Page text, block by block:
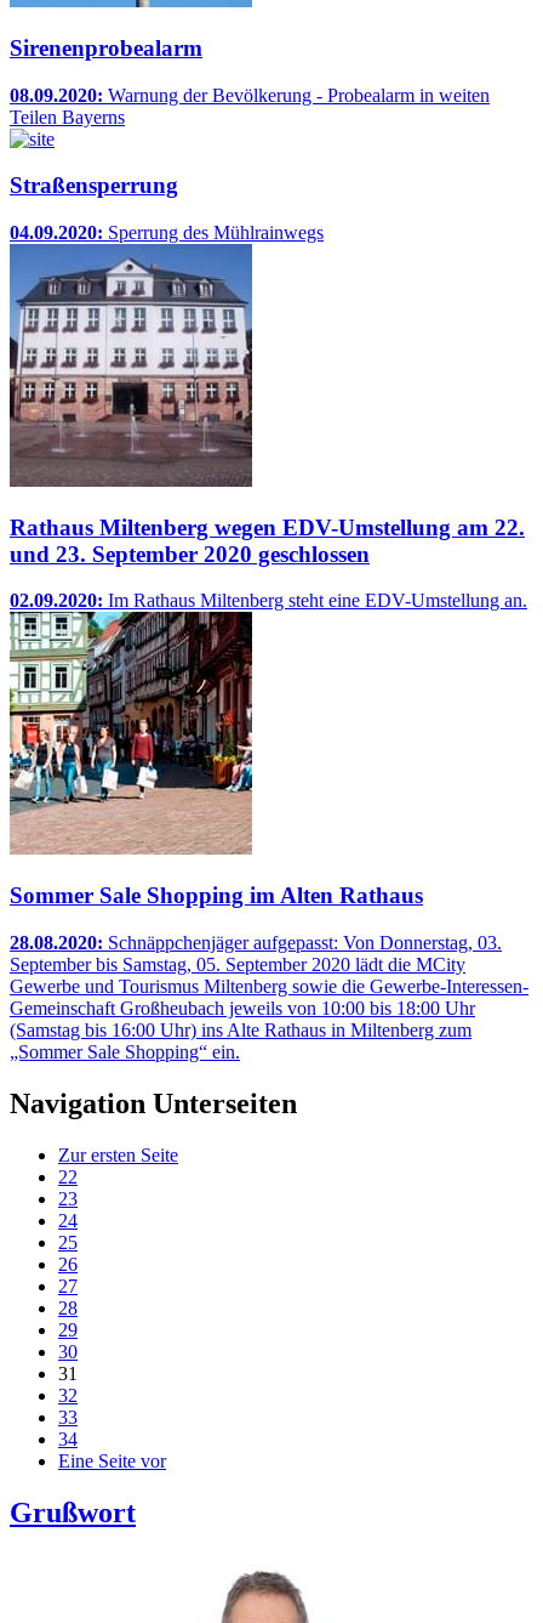
Sirenenprobealarm
08.09.2020: Warnung der Bevölkerung - Probealarm in weiten
Teilen Bayerns
Straßensperrung
04.09.2020: Sperrung des Mühlrainwegs
Rathaus Miltenberg wegen EDV-Umstellung am 22.
und 23. September 2020 geschlossen
02.09.2020: Im Rathaus Miltenberg steht eine EDV-Umstellung an.
Sommer Sale Shopping im Alten Rathaus
28.08.2020: Schnäppchenjäger aufgepasst: Von Donnerstag, 03.
September bis Samstag, 05. September 2020 lädt die MCity
Gewerbe und Tourismus Miltenberg sowie die Gewerbe-Interessen-
Gemeinschaft Großheubach jeweils von 10:00 bis 18:00 Uhr
(Samstag bis 16:00 Uhr) ins Alte Rathaus in Miltenberg zum
„Sommer Sale Shopping“ ein.
Navigation Unterseiten
Zur ersten Seite
22
23
24
25
26
27
28
29
30
31
32
33
34
Eine Seite vor
Grußwort